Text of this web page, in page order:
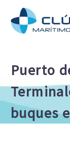
Puerto
buques